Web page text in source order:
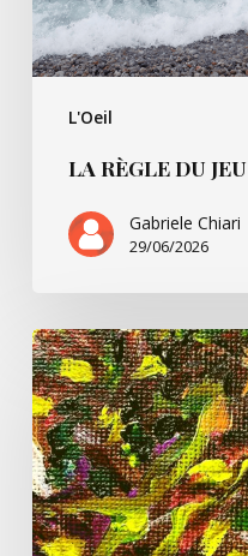
L'Oeil
LA RÈGLE DU JEU
Gabriele Chiari
29/06/2026
Un
peu
de
Pessoa
et
nous